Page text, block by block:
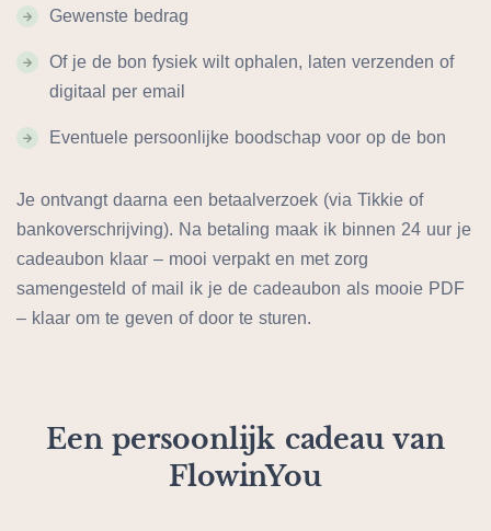
Gewenste bedrag
Of je de bon fysiek wilt ophalen, laten verzenden of
digitaal per email
Eventuele persoonlijke boodschap voor op de bon
Je ontvangt daarna een betaalverzoek (via Tikkie of
bankoverschrijving). Na betaling maak ik binnen 24 uur je
cadeaubon klaar – mooi verpakt en met zorg
samengesteld of mail ik je de cadeaubon als mooie PDF
– klaar om te geven of door te sturen.
Een persoonlijk cadeau van
FlowinYou